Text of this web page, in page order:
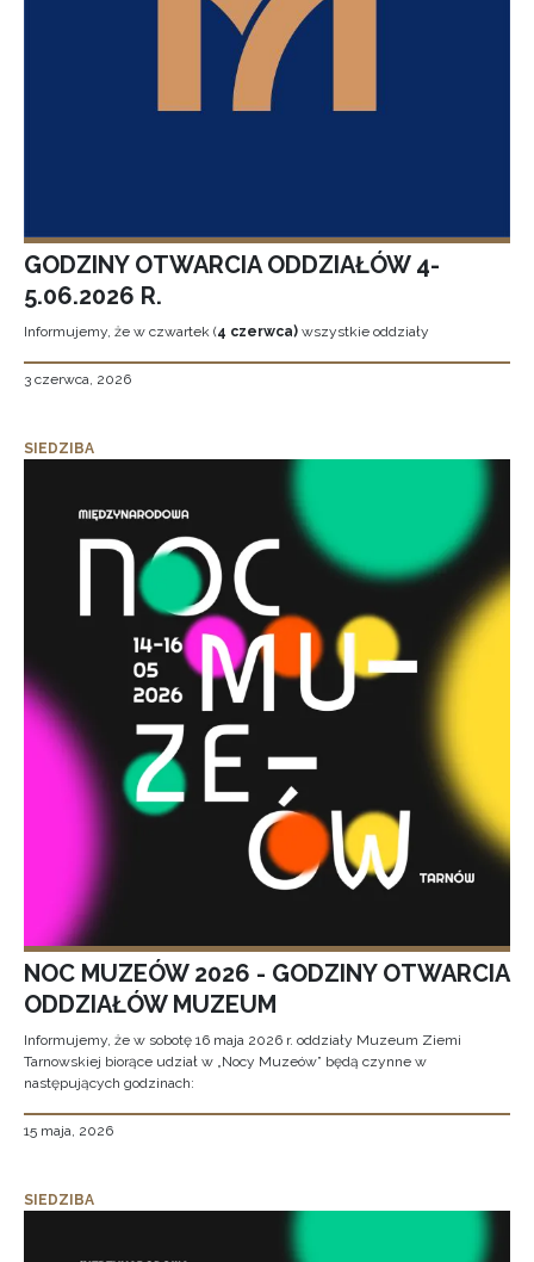
GODZINY OTWARCIA ODDZIAŁÓW 4-
5.06.2026 R.
Informujemy, że w czwartek (4 czerwca) wszystkie oddziały
3 czerwca, 2026
SIEDZIBA
NOC MUZEÓW 2026 - GODZINY OTWARCIA
ODDZIAŁÓW MUZEUM
Informujemy, że w sobotę 16 maja 2026 r. oddziały Muzeum Ziemi
Tarnowskiej biorące udział w „Nocy Muzeów” będą czynne w
następujących godzinach:
15 maja, 2026
SIEDZIBA